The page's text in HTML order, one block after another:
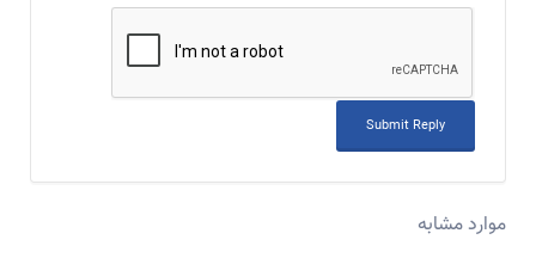
موارد مشابه